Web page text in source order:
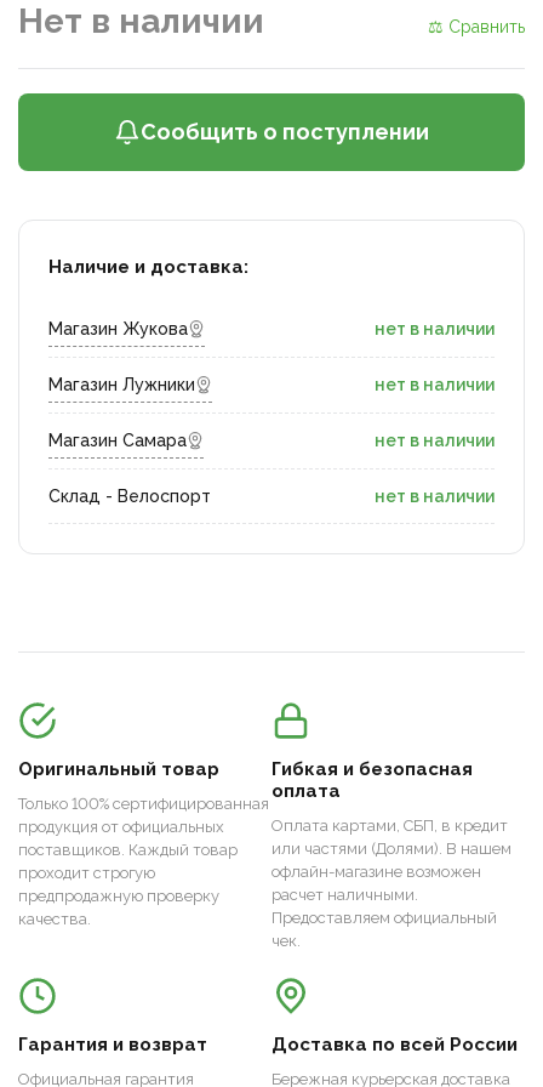
Нет в наличии ⚖ Сравнить
Сообщить о поступлении
Наличие и доставка:
Магазин Жукова нет в наличии
Магазин Лужники нет в наличии
Магазин Самара нет в наличии
Склад - Велоспорт нет в наличии
Оригинальный товар
Только 100% сертифицированная
продукция от официальных
поставщиков. Каждый товар
проходит строгую
предпродажную проверку
качества.
Гибкая и безопасная
оплата
Оплата картами, СБП, в кредит
или частями (Долями). В нашем
офлайн-магазине возможен
расчет наличными.
Предоставляем официальный
чек.
Гарантия и возврат
Официальная гарантия
Доставка по всей России
Бережная курьерская доставка